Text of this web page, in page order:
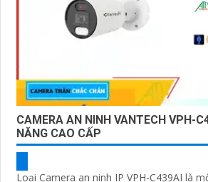
CAMERA AN NINH VANTECH VPH-
NĂNG CAO CẤP
Loại Camera an ninh IP VPH-C439AI là